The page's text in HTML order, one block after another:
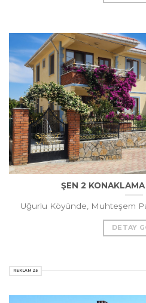
ŞEN 2
Uğurlu Köyünde, Muhteşem
DETAY
REKLAM 25